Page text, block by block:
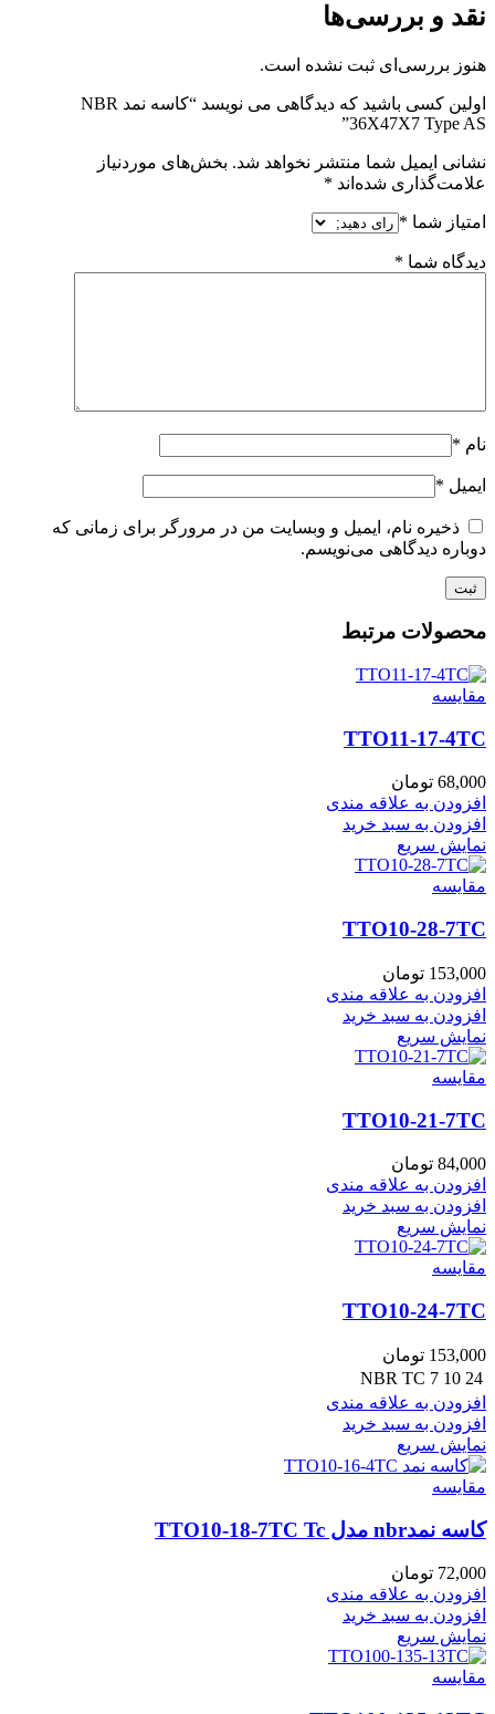
نقد و بررسی‌ها
هنوز بررسی‌ای ثبت نشده است.
اولین کسی باشید که دیدگاهی می نویسد “کاسه نمد NBR
36X47X7 Type AS”
نشانی ایمیل شما منتشر نخواهد شد. بخش‌های موردنیاز
علامت‌گذاری شده‌اند *
امتیاز شما *
دیدگاه شما *
نام *
ایمیل *
ذخیره نام، ایمیل و وبسایت من در مرورگر برای زمانی که
دوباره دیدگاهی می‌نویسم.
محصولات مرتبط
مقايسه
TTO11-17-4TC
68,000 تومان
افزودن به علاقه مندی
افزودن به سبد خرید
نمایش سریع
مقايسه
TTO10-28-7TC
153,000 تومان
افزودن به علاقه مندی
افزودن به سبد خرید
نمایش سریع
مقايسه
TTO10-21-7TC
84,000 تومان
افزودن به علاقه مندی
افزودن به سبد خرید
نمایش سریع
مقايسه
TTO10-24-7TC
153,000 تومان
24
10
7
TC
NBR
افزودن به علاقه مندی
افزودن به سبد خرید
نمایش سریع
مقايسه
کاسه نمدnbr مدل TTO10-18-7TC Tc
72,000 تومان
افزودن به علاقه مندی
افزودن به سبد خرید
نمایش سریع
مقايسه